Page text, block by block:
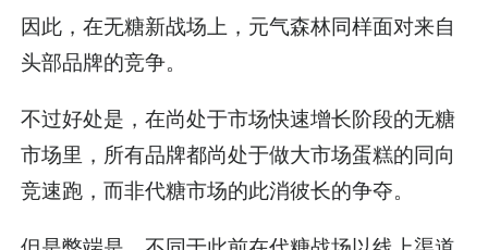
因此，在无糖新战场上，元气森林同样面对来自
头部品牌的竞争。
不过好处是，在尚处于市场快速增长阶段的无糖
市场里，所有品牌都尚处于做大市场蛋糕的同向
竞速跑，而非代糖市场的此消彼长的争夺。